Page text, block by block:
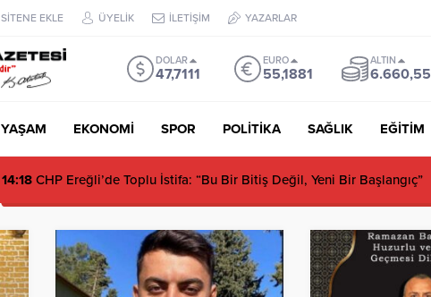
SİTENE EKLE ÜYELİK İLETİŞİM YAZARLAR
DOLAR
47,7111
EURO
55,1881
ALTIN
6.660,55
YAŞAM EKONOMİ SPOR POLİTİKA SAĞLIK EĞİTİM
14:18 CHP Ereğli’de Toplu İstifa: “Bu Bir Bitiş Değil, Yeni Bir Başlangıç”